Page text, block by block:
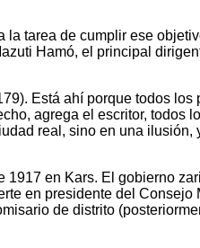
tarea de cumplir ese
Hamó, el principal
Está ahí porque todos
agrega el escritor, todos
real, sino en una ilusión,
en Kars. El gobierno
en presidente del Consejo
de distrito